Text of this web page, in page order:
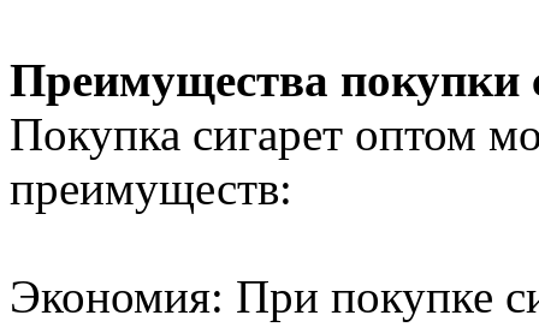
Преимущества покупки
Покупка сигарет оптом
преимуществ:
Экономия: При покупке